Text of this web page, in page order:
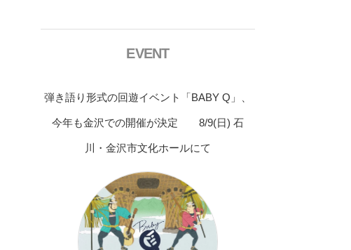
EVENT
弾き語り形式の回遊イベント「BABY Q」、
今年も金沢での開催が決定 8/9(日) 石
川・金沢市文化ホールにて